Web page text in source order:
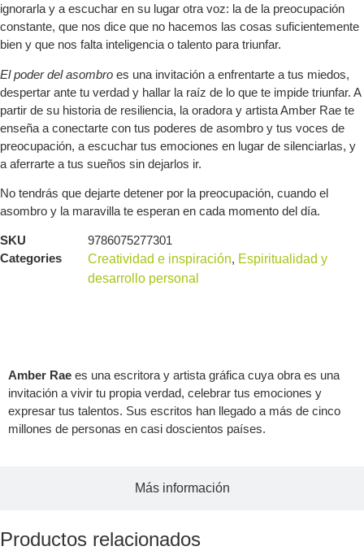
ignorarla y a escuchar en su lugar otra voz: la de la preocupación
constante, que nos dice que no hacemos las cosas suficientemente
bien y que nos falta inteligencia o talento para triunfar.
El poder del asombro es una invitación a enfrentarte a tus miedos,
despertar ante tu verdad y hallar la raíz de lo que te impide triunfar. A
partir de su historia de resiliencia, la oradora y artista Amber Rae te
enseña a conectarte con tus poderes de asombro y tus voces de
preocupación, a escuchar tus emociones en lugar de silenciarlas, y
a aferrarte a tus sueños sin dejarlos ir.
No tendrás que dejarte detener por la preocupación, cuando el
asombro y la maravilla te esperan en cada momento del día.
SKU
9786075277301
Categories
Creatividad e inspiración, Espiritualidad y
desarrollo personal
Más información
Amber Rae es una escritora y artista gráfica cuya obra es una
invitación a vivir tu propia verdad, celebrar tus emociones y
expresar tus talentos. Sus escritos han llegado a más de cinco
millones de personas en casi doscientos países.
Productos relacionados